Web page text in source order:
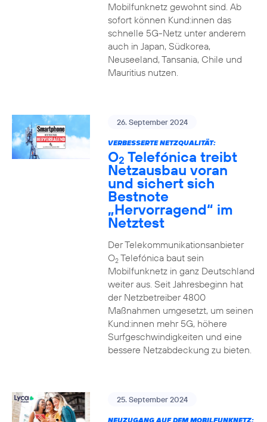
Mobilfunknetz gewohnt sind. Ab
sofort können Kund:innen das
schnelle 5G-Netz unter anderem
auch in Japan, Südkorea,
Neuseeland, Tansania, Chile und
Mauritius nutzen.
26. September 2024
VERBESSERTE NETZQUALITÄT:
O2 Telefónica treibt
Netzausbau voran
und sichert sich
Bestnote
„Hervorragend“ im
Netztest
Der Telekommunikationsanbieter
O2Telefónica baut sein
Mobilfunknetz in ganz Deutschland
weiter aus. Seit Jahresbeginn hat
der Netzbetreiber 4800
Maßnahmen umgesetzt, um seinen
Kund:innen mehr 5G, höhere
Surfgeschwindigkeiten und eine
bessere Netzabdeckung zu bieten.
25. September 2024
NEUZUGANG AUF DEM MOBILFUNKNETZ: